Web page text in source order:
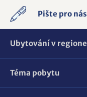
Pište pro nás
Ubytování v
Téma pobytu